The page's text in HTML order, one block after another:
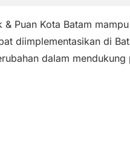
Puan Kota Batam
diimplementasikan di
dalam mendukung